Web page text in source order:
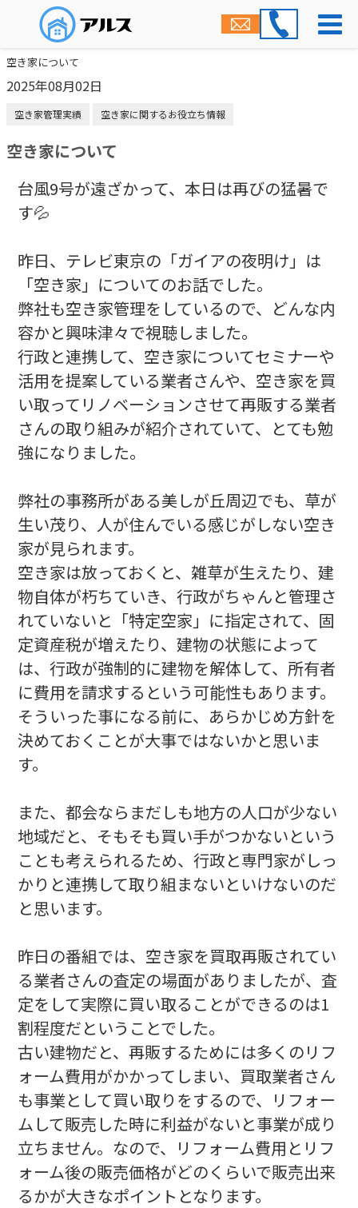
空き家について
2025年08月02日
空き家管理実績 空き家に関するお役立ち情報
空き家について
台風9号が遠ざかって、本日は再びの猛暑で
す💦
昨日、テレビ東京の「ガイアの夜明け」は
「空き家」についてのお話でした。
弊社も空き家管理をしているので、どんな内
容かと興味津々で視聴しました。
行政と連携して、空き家についてセミナーや
活用を提案している業者さんや、空き家を買
い取ってリノベーションさせて再販する業者
さんの取り組みが紹介されていて、とても勉
強になりました。
弊社の事務所がある美しが丘周辺でも、草が
生い茂り、人が住んでいる感じがしない空き
家が見られます。
空き家は放っておくと、雑草が生えたり、建
物自体が朽ちていき、行政がちゃんと管理さ
れていないと「特定空家」に指定されて、固
定資産税が増えたり、建物の状態によって
は、行政が強制的に建物を解体して、所有者
に費用を請求するという可能性もあります。
そういった事になる前に、あらかじめ方針を
決めておくことが大事ではないかと思いま
す。
また、都会ならまだしも地方の人口が少ない
地域だと、そもそも買い手がつかないという
ことも考えられるため、行政と専門家がしっ
かりと連携して取り組まないといけないのだ
と思います。
昨日の番組では、空き家を買取再販されてい
る業者さんの査定の場面がありましたが、査
定をして実際に買い取ることができるのは1
割程度だということでした。
古い建物だと、再販するためには多くのリフ
ォーム費用がかかってしまい、買取業者さん
も事業として買い取りをするので、リフォー
ムして販売した時に利益がないと事業が成り
立ちません。なので、リフォーム費用とリフ
ォーム後の販売価格がどのくらいで販売出来
るかが大きなポイントとなります。